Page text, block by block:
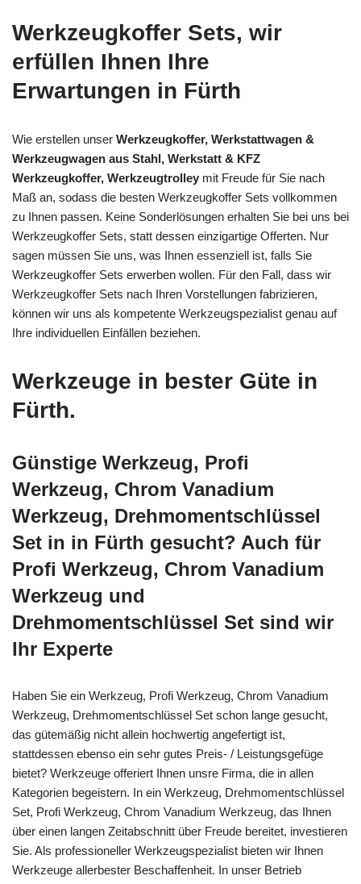
Werkzeugkoffer Sets, wir
erfüllen Ihnen Ihre
Erwartungen in Fürth
Wie erstellen unser Werkzeugkoffer, Werkstattwagen &
Werkzeugwagen aus Stahl, Werkstatt & KFZ
Werkzeugkoffer, Werkzeugtrolley mit Freude für Sie nach
Maß an, sodass die besten Werkzeugkoffer Sets vollkommen
zu Ihnen passen. Keine Sonderlösungen erhalten Sie bei uns bei
Werkzeugkoffer Sets, statt dessen einzigartige Offerten. Nur
sagen müssen Sie uns, was Ihnen essenziell ist, falls Sie
Werkzeugkoffer Sets erwerben wollen. Für den Fall, dass wir
Werkzeugkoffer Sets nach Ihren Vorstellungen fabrizieren,
können wir uns als kompetente Werkzeugspezialist genau auf
Ihre individuellen Einfällen beziehen.
Werkzeuge in bester Güte in
Fürth.
Günstige Werkzeug, Profi
Werkzeug, Chrom Vanadium
Werkzeug, Drehmomentschlüssel
Set in in Fürth gesucht? Auch für
Profi Werkzeug, Chrom Vanadium
Werkzeug und
Drehmomentschlüssel Set sind wir
Ihr Experte
Haben Sie ein Werkzeug, Profi Werkzeug, Chrom Vanadium
Werkzeug, Drehmomentschlüssel Set schon lange gesucht,
das gütemäßig nicht allein hochwertig angefertigt ist,
stattdessen ebenso ein sehr gutes Preis- / Leistungsgefüge
bietet? Werkzeuge offeriert Ihnen unsre Firma, die in allen
Kategorien begeistern. In ein Werkzeug, Drehmomentschlüssel
Set, Profi Werkzeug, Chrom Vanadium Werkzeug, das Ihnen
über einen langen Zeitabschnitt über Freude bereitet, investieren
Sie. Als professioneller Werkzeugspezialist bieten wir Ihnen
Werkzeuge allerbester Beschaffenheit. In unser Betrieb